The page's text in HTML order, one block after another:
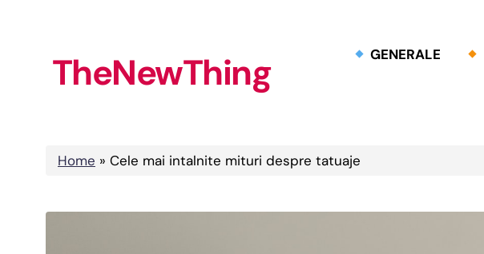
TheNewThing GENERALE
Home » Cele mai intalnite mituri despre tatuaje